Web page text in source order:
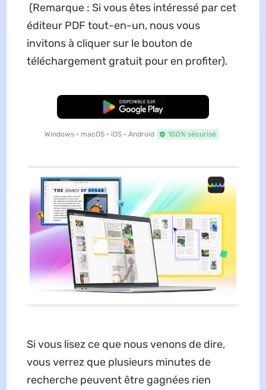
(Remarque : Si vous êtes intéressé par cet
éditeur PDF tout-en-un, nous vous
invitons à cliquer sur le bouton de
téléchargement gratuit pour en profiter).
TÉLÉCHARGER
Windows • macOS • iOS • Android 100% sécurisé
Si vous lisez ce que nous venons de dire,
vous verrez que plusieurs minutes de
recherche peuvent être gagnées rien